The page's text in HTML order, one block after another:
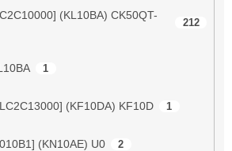
(KL10BA) CK50QT-
212
1
(KF10DA) KF10D 1
(KN10AE) U0 2